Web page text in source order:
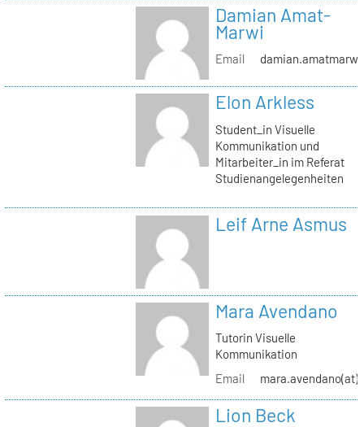
Damian Amat-
Marwi
Email
Elon Arkless
Student_in Visuelle
Kommunikation und
Mitarbeiter_in im Referat
Studienangelegenheiten
Leif Arne Asmus
Mara Avendano
Tutorin Visuelle
Kommunikation
Email
Lion Beck